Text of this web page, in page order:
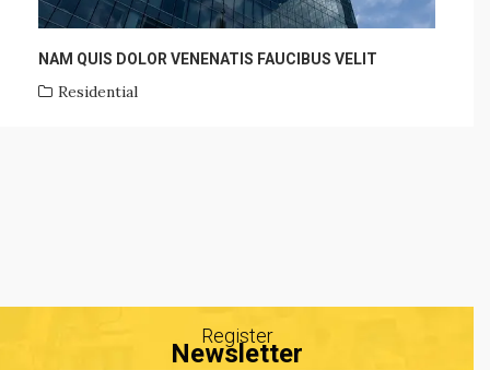
NAM QUIS DOLOR VENENATIS FAUCIBUS VELIT
Residential
Register
Newsletter